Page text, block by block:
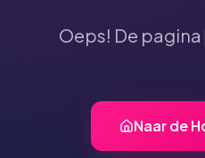
Oeps! De pagina
Naar de